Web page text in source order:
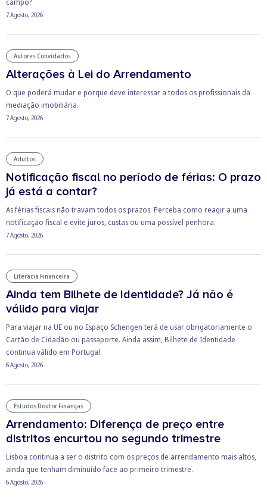
campo?
7 Agosto, 2026
Autores Convidados
Alterações à Lei do Arrendamento
O que poderá mudar e porque deve interessar a todos os profissionais da
mediação imobiliária.
7 Agosto, 2026
Adultos
Notificação fiscal no período de férias: O prazo
já está a contar?
As férias fiscais não travam todos os prazos. Perceba como reagir a uma
notificação fiscal e evite juros, custas ou uma possível penhora.
7 Agosto, 2026
Literacia Financeira
Ainda tem Bilhete de Identidade? Já não é
válido para viajar
Para viajar na UE ou no Espaço Schengen terá de usar obrigatoriamente o
Cartão de Cidadão ou passaporte. Ainda assim, Bilhete de Identidade
continua válido em Portugal.
6 Agosto, 2026
Estudos Doutor Finanças
Arrendamento: Diferença de preço entre
distritos encurtou no segundo trimestre
Lisboa continua a ser o distrito com os preços de arrendamento mais altos,
ainda que tenham diminuído face ao primeiro trimestre.
6 Agosto, 2026